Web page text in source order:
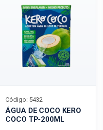
ÁGUA DE COCO KERO
COCO TP-200ML
Código: 5432